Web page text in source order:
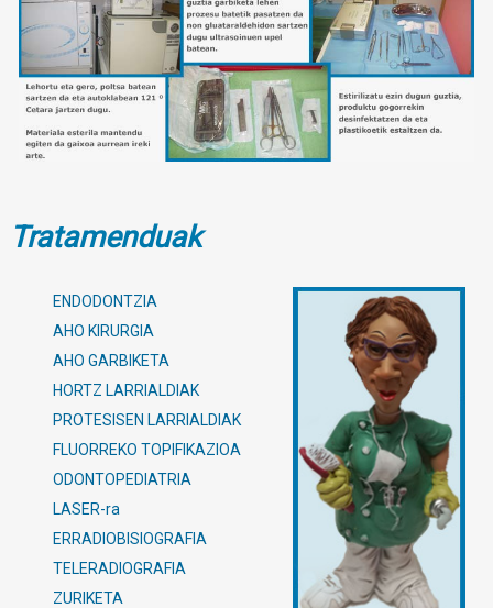
Tratamenduak
ENDODONTZIA
AHO KIRURGIA
AHO GARBIKETA
HORTZ LARRIALDIAK
PROTESISEN LARRIALDIAK
FLUORREKO TOPIFIKAZIOA
ODONTOPEDIATRIA
LASER-ra
ERRADIOBISIOGRAFIA
TELERADIOGRAFIA
ZURIKETA